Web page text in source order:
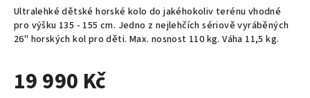
Ultralehké dětské horské kolo do jakéhokoliv terénu vhodné
pro výšku 135 - 155 cm. Jedno z nejlehčích sériově vyráběných
26" horských kol pro děti. Max. nosnost 110 kg. Váha 11,5 kg.
19 990 Kč